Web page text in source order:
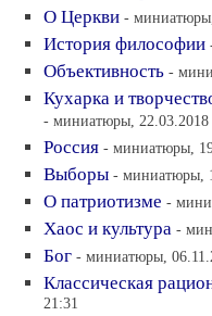
О Церкви -
История философии
Объективность -
Кухарка и
- миниатюры, 22.03.2018
Россия - миниатюры,
Выборы - миниатюры,
О патриотизме -
Хаос и культура -
Бог - миниатюры,
Классическая
21:31